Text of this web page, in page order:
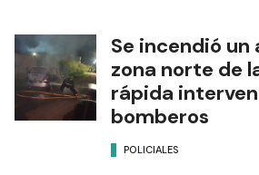
Se incendió un
zona norte de
rápida
bomberos
POLICIALES